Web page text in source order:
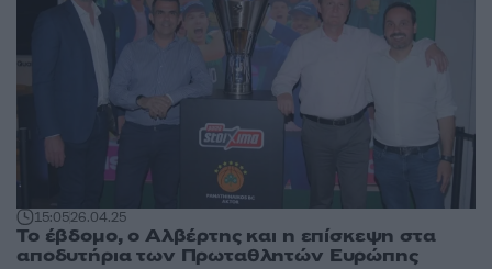
15:0526.04.25
Το έβδομο, ο Αλβέρτης και η επίσκεψη στα
αποδυτήρια των Πρωταθλητών Ευρώπης